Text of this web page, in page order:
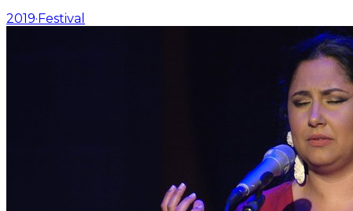
2019· Festival